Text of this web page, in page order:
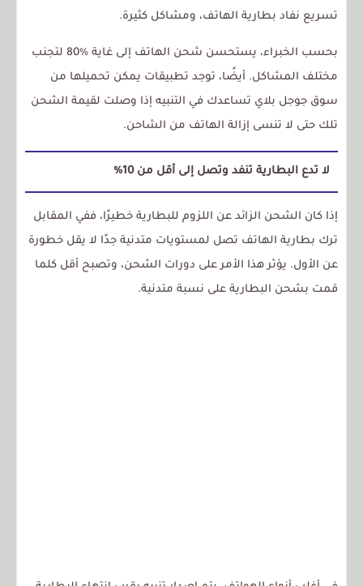
تسريع نفاد بطارية الهاتف، ومشاكل كثيرة.
بحسب الخبراء، يستحسن شحن الهاتف إلى غاية %80 لتجنب
مختلف المشاكل. أيضًا، توجد تطبيقات يمكن تحميلها من
سوق جوجل بلاي تساعدك في التنبيه إذا وصلت لقيمة الشحن
تلك حتى لا تنسى إزالة الهاتف من الشاحن.
لا تدع البطارية تنفد وتصل إلى أقل من 10%
إذا كان الشحن الزائد عن اللزوم للبطارية خطيرًا، ففي المقابل
ترك بطارية الهاتف تصل لمستويات متدنية جدًا لا يقل خطورة
عن الأول. يؤثر هذا الأمر على دورات الشحن، وتصبح أقل كلما
قمت بشحن البطارية على نسبة متدنية.